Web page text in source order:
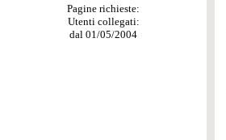
Pagine richieste:
Utenti collegati:
dal 01/05/2004